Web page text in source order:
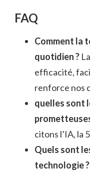
FAQ
Comment la
quotidien ?
efficacité,
renforce nos
quelles sont
citons l’IA, la
Quels sont
technologie ?